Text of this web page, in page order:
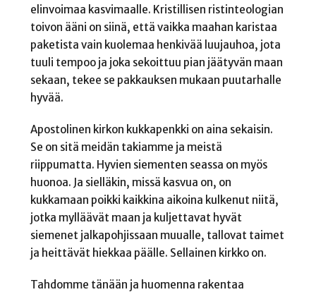
elinvoimaa kasvimaalle. Kristillisen ristinteologian
toivon ääni on siinä, että vaikka maahan karistaa
paketista vain kuolemaa henkivää luujauhoa, jota
tuuli tempoo ja joka sekoittuu pian jäätyvän maan
sekaan, tekee se pakkauksen mukaan puutarhalle
hyvää.
Apostolinen kirkon kukkapenkki on aina sekaisin.
Se on sitä meidän takiamme ja meistä
riippumatta. Hyvien siementen seassa on myös
huonoa. Ja sielläkin, missä kasvua on, on
kukkamaan poikki kaikkina aikoina kulkenut niitä,
jotka mylläävät maan ja kuljettavat hyvät
siemenet jalkapohjissaan muualle, tallovat taimet
ja heittävät hiekkaa päälle. Sellainen kirkko on.
Tahdomme tänään ja huomenna rakentaa